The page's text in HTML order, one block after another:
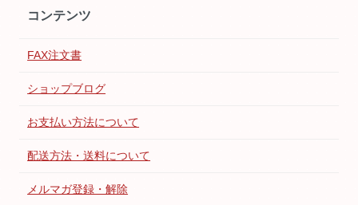
コンテンツ
FAX注文書
ショップブログ
お支払い方法について
配送方法・送料について
メルマガ登録・解除